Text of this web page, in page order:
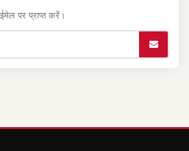
पर प्राप्त करें।